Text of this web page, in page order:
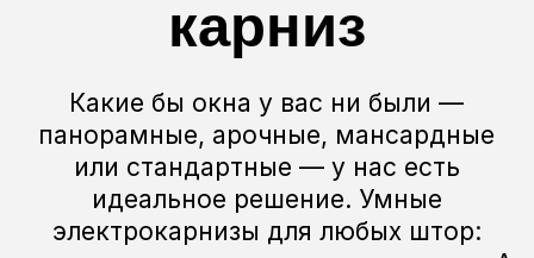
со смартфона